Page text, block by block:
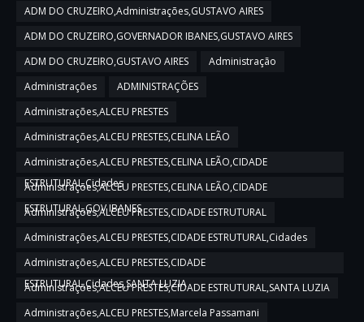
ADM DO CRUZEIRO,Administrações,GUSTAVO AIRES
ADM DO CRUZEIRO,GOVERNADOR IBANES,GUSTAVO AIRES
ADM DO CRUZEIRO,GUSTAVO AIRES
Administração
Administrações
ADMINISTRAÇÕES
Administrações,ALCEU PRESTES
Administrações,ALCEU PRESTES,CELINA LEÃO
Administrações,ALCEU PRESTES,CELINA LEÃO,CIDADE
ESTRUTURAL,Cidades
Administrações,ALCEU PRESTES,CELINA LEÃO,CIDADE
ESTRUTURAL,GOV IBANES
Administrações,ALCEU PRESTES,CIDADE ESTRUTURAL
Administrações,ALCEU PRESTES,CIDADE ESTRUTURAL,Cidades
Administrações,ALCEU PRESTES,CIDADE
ESTRUTURAL,Cidades,SANTA LUZIA
Administrações,ALCEU PRESTES,CIDADE ESTRUTURAL,SANTA LUZIA
Administrações,ALCEU PRESTES,Marcela Passamani